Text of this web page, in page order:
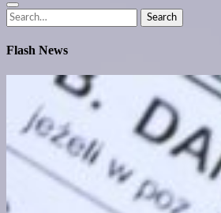
Search
for:
Search
Flash News